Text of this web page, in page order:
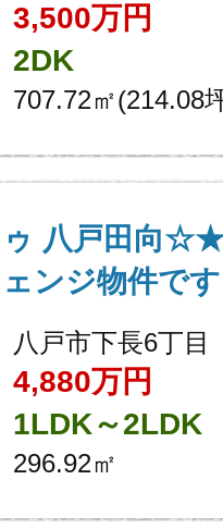
3,500万円
2DK
707.72㎡(214.08
八戸田向
ンジ物件で
八戸市下長6丁目
4,880万円
1LDK～2LDK
296.92㎡